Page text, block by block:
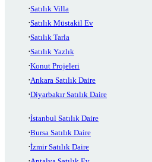
Satılık Villa
Satılık Müstakil Ev
Satılık Tarla
Satılık Yazlık
Konut Projeleri
Ankara Satılık Daire
Diyarbakır Satılık Daire
İstanbul Satılık Daire
Bursa Satılık Daire
İzmir Satılık Daire